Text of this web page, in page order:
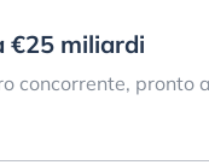
€25 miliardi
concorrente, pronto